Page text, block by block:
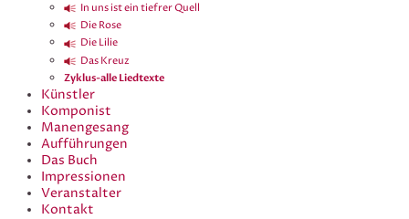
In uns ist ein tiefrer Quell
Die Rose
Die Lilie
Das Kreuz
Zyklus-alle Liedtexte
Künstler
Komponist
Manengesang
Aufführungen
Das Buch
Impressionen
Veranstalter
Kontakt